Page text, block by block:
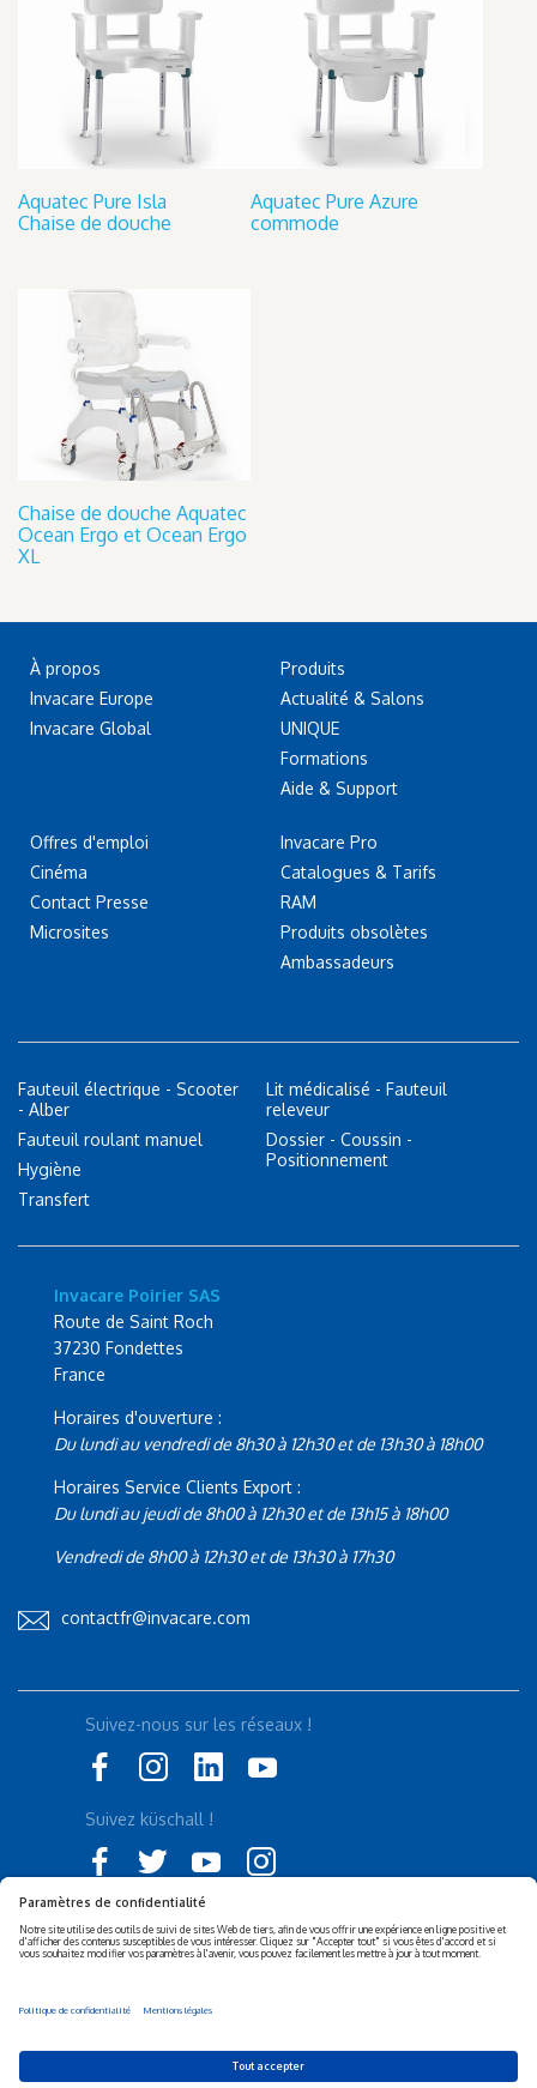
Aquatec Pure Isla
Chaise de douche
Aquatec Pure Azure
commode
Chaise de douche Aquatec
Ocean Ergo et Ocean Ergo
XL
À propos
Invacare Europe
Invacare Global
Offres d'emploi
Cinéma
Contact Presse
Microsites
Produits
Actualité & Salons
UNIQUE
Formations
Aide & Support
Invacare Pro
Catalogues & Tarifs
RAM
Produits obsolètes
Ambassadeurs
Fauteuil électrique - Scooter
- Alber
Fauteuil roulant manuel
Hygiène
Transfert
Lit médicalisé - Fauteuil
releveur
Dossier - Coussin -
Positionnement
Invacare Poirier SAS
Route de Saint Roch
37230 Fondettes
France
Horaires d'ouverture :
Du lundi au vendredi de 8h30 à 12h30 et de 13h30 à 18h00
Horaires Service Clients Export :
Du lundi au jeudi de 8h00 à 12h30 et de 13h15 à 18h00
Vendredi de 8h00 à 12h30 et de 13h30 à 17h30
contactfr@invacare.com
Déclaration d'accessibilité
Politique de confidentialité
Responsabilité sociétale de
Suivez-nous sur les réseaux !
Suivez küschall !